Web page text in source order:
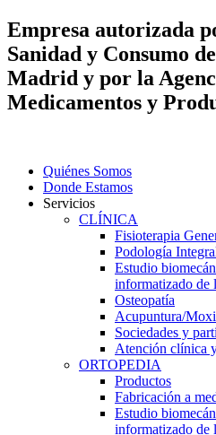
Empresa autorizada
Sanidad y Consumo
Madrid y por la
Medicamentos y
Quiénes Somos
Donde Estamos
Servicios
CLÍNICA
Fisioterapia
Podología
Estudio
informatizado de
Osteopatía
Acupuntura/
Sociedades y
Atención clínica
ORTOPEDIA
Productos
Fabricación a
Estudio
informatizado de